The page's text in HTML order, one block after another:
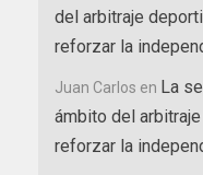
del arbitraje
reforzar la
Juan Carlos en La
ámbito del
reforzar la